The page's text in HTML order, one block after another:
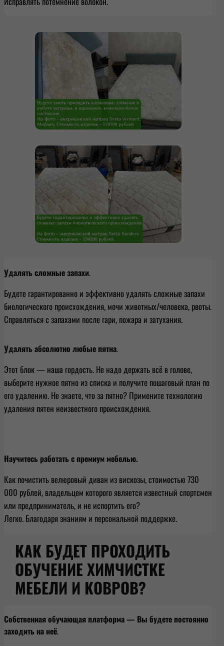
Удалять сложные запахи.
Будете гарантированно и эффективно удалять сложные запахи
биологического происхождения, мочи животных/человека, рвоты.
Справляться с запахами после гари, пожара и затухания.
Удалять абсолютно любые пятна.
Этот блок — наша гордость. Не надо держать всё в голове,
выберите нужное пятно из списка и получите пошаговый план по
его удалению. Не знаете, что за пятно? Примените технологию
удаления пятен неизвестного происхождения.
Научитесь работать с премиум мебелью.
Как почистить велюровый диван из вискозы, стоимостью 730
000 рублей, владельцем которого является известный спортсмен
или предприниматель, и не испортить его?
Легко. Благодаря знаниям и персональной поддержке.
КАК БУДЕТ ПРОХОДИТЬ
ОБУЧЕНИЕ ХИМЧИСТКЕ
МЕБЕЛИ И КОВРОВ?
Собственная обучающая платформа — Вы будете постоянно
заходить на неё.